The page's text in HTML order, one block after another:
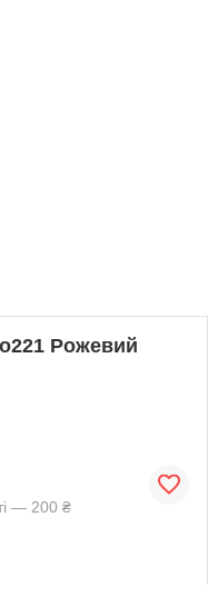
Рожевий
— 200 ₴